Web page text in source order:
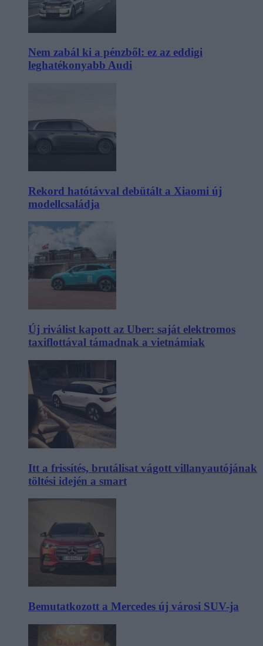
Nem zabál ki a pénzből: ez az eddigi
leghatékonyabb Audi
Rekord hatótávval debütált a Xiaomi új
modellcsaládja
Új riválist kapott az Uber: saját elektromos
taxiflottával támadnak a vietnámiak
Itt a frissítés, brutálisat vágott villanyautójának
töltési idején a smart
Bemutatkozott a Mercedes új városi SUV-ja